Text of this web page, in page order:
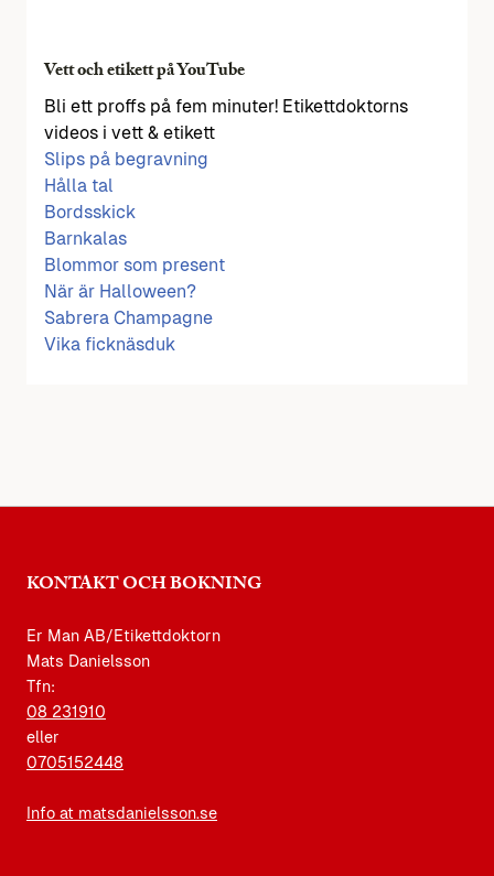
Vett och etikett på YouTube
Bli ett proffs på fem minuter! Etikettdoktorns
videos i vett & etikett
Slips på begravning
Hålla tal
Bordsskick
Barnkalas
Blommor som present
När är Halloween?
Sabrera Champagne
Vika ficknäsduk
KONTAKT OCH BOKNING
Er Man AB/Etikettdoktorn
Mats Danielsson
Tfn:
08 231910
eller
0705152448
Info at matsdanielsson.se